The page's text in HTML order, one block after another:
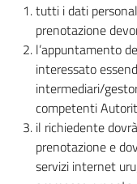
tutti i dati
prenotazione
l’appuntamento
interessato
intermediari/
competenti
il richiedente
prenotazione e
servizi internet